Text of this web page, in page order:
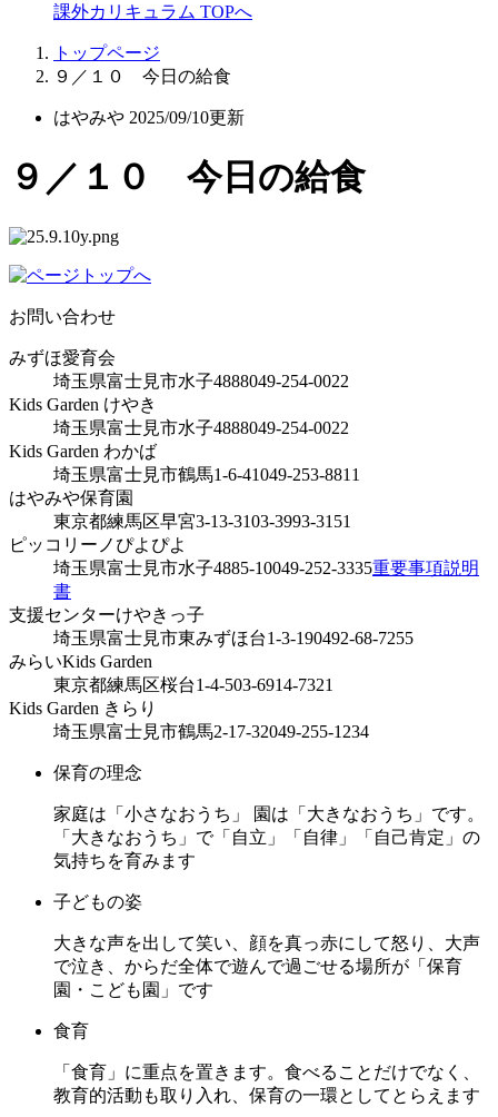
課外カリキュラム TOPへ
トップページ
９／１０ 今日の給食
はやみや 2025/09/10更新
９／１０ 今日の給食
お問い合わせ
みずほ愛育会
埼玉県富士見市水子4888049-254-0022
Kids Garden けやき
埼玉県富士見市水子4888049-254-0022
Kids Garden わかば
埼玉県富士見市鶴馬1-6-41049-253-8811
はやみや保育園
東京都練馬区早宮3-13-3103-3993-3151
ピッコリーノぴよぴよ
埼玉県富士見市水子4885-10049-252-3335重要事項説明
書
支援センターけやきっ子
埼玉県富士見市東みずほ台1-3-190492-68-7255
みらいKids Garden
東京都練馬区桜台1-4-503-6914-7321
Kids Garden きらり
埼玉県富士見市鶴馬2-17-32049-255-1234
保育の理念
家庭は「小さなおうち」 園は「大きなおうち」です。
「大きなおうち」で「自立」「自律」「自己肯定」の
気持ちを育みます
子どもの姿
大きな声を出して笑い、顔を真っ赤にして怒り、大声
で泣き、からだ全体で遊んで過ごせる場所が「保育
園・こども園」です
食育
「食育」に重点を置きます。食べることだけでなく、
教育的活動も取り入れ、保育の一環としてとらえます